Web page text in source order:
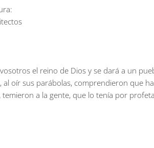
el reino de Dios y se dará a un
al oír sus parábolas, comprendieron que
a la gente, que lo tenía por